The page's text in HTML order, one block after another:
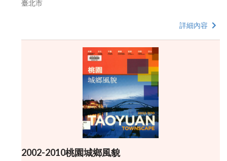
臺北市
詳細內容
2002-2010桃園城鄉風貌